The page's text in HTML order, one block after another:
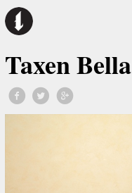
Taxen Bella